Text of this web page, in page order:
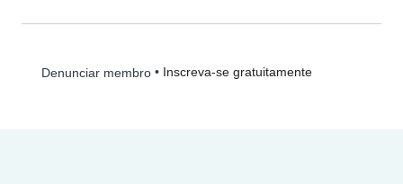
Denunciar membro• Inscreva-se gratuitamente